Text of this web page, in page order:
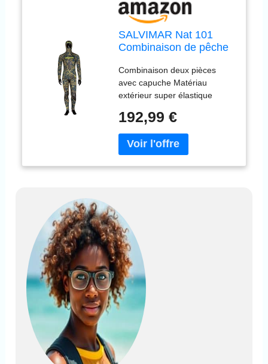
SALVIMAR Nat 101
Combinaison de pêche
Mimétique, 5,5mm-S
Combinaison deux pièces
avec capuche Matériau
extérieur super élastique
intérieur : néoprène fendu
open cell « Q-FOAM »
Renforts au niveau du sterno
et des genoux Fermeture à
bouton réglable
192,99 €